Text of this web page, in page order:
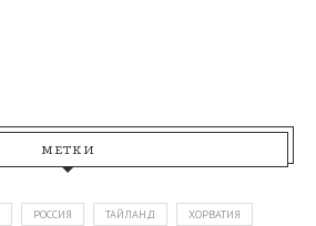
МЕТКИ
РОССИЯ ТАЙЛАНД ХОРВАТИЯ